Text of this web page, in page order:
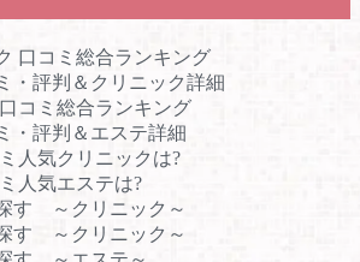
口コミ総合ランキング
・評判＆クリニック詳細
コミ総合ランキング
・評判＆エステ詳細
人気クリニックは?
人気エステは?
す ～クリニック～
す ～クリニック～